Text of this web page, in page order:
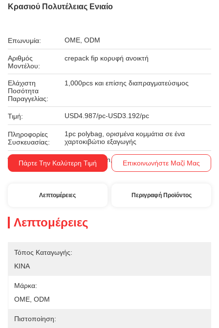
Κρασιού Πολυτέλειας Ενιαίο
Επωνυμία: OME, ODM
Αριθμός
Μοντέλου:
crepack fip κορυφή ανοικτή
Ελάχιστη
Ποσότητα
Παραγγελίας:
1,000pcs και επίσης διαπραγματεύσιμος
Τιμή: USD4.987/pc-USD3.192/pc
Πληροφορίες
Συσκευασίας:
1pc polybag, ορισμένα κομμάτια σε ένα
χαρτοκιβώτιο εξαγωγής
Όροι Πληρωμής: Western Union, T/T
Πάρτε Την Καλύτερη Τιμή Επικοινωνήστε Μαζί Μας
Λεπτομέρειες Περιγραφή Προϊόντος
Λεπτομέρειες
Τόπος Καταγωγής:
ΚΙΝΑ
Μάρκα:
OME, ODM
Πιστοποίηση: